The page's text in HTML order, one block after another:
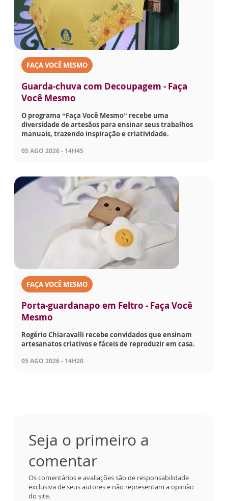
FAÇA VOCÊ MESMO
Guarda-chuva com Decoupagem - Faça
Você Mesmo
O programa “Faça Você Mesmo” recebe uma
diversidade de artesãos para ensinar seus trabalhos
manuais, trazendo inspiração e criatividade.
05 AGO 2026 - 14H45
FAÇA VOCÊ MESMO
Porta-guardanapo em Feltro - Faça Você
Mesmo
Rogério Chiaravalli recebe convidados que ensinam
artesanatos criativos e fáceis de reproduzir em casa.
05 AGO 2026 - 14H20
Seja o primeiro a
comentar
Os comentários e avaliações são de responsabilidade
exclusiva de seus autores e não representam a opinião
do site.